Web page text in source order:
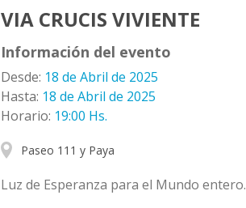
VIA CRUCIS VIVIENTE
Información del evento
Desde: 18 de Abril de 2025
Hasta: 18 de Abril de 2025
Horario: 19:00 Hs.
Paseo 111 y Paya
Luz de Esperanza para el Mundo entero.